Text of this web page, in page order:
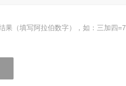
果（填写阿拉伯数字），如：三加四=7